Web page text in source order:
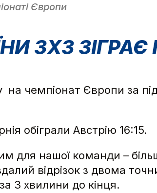
Європи
3Х3
чемпіонат Європи за
обіграли Австрію 16:15.
нашої команди –
відрізок з двома
3 хвилини до кінця.